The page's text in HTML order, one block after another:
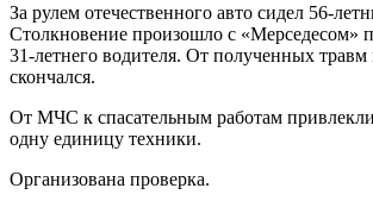
За рулем отечественного авто сидел 56-
Столкновение произошло с «Мерседесом»
31-летнего водителя. От полученных
скончался.
От МЧС к спасательным работам
одну единицу техники.
Организована проверка.